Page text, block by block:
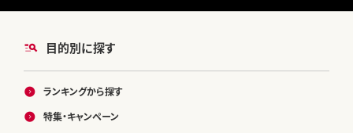
目的別に探す
ランキングから探す
特集・キャンペーン